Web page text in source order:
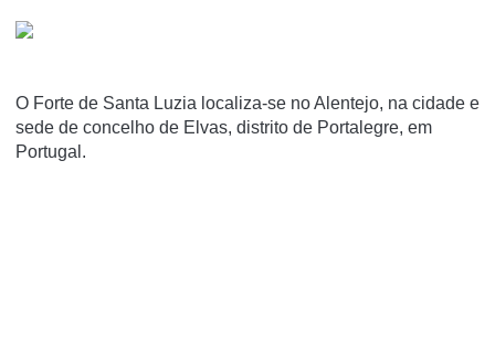
O Forte de Santa Luzia localiza-se no Alentejo, na cidade e
sede de concelho de Elvas, distrito de Portalegre, em
Portugal.